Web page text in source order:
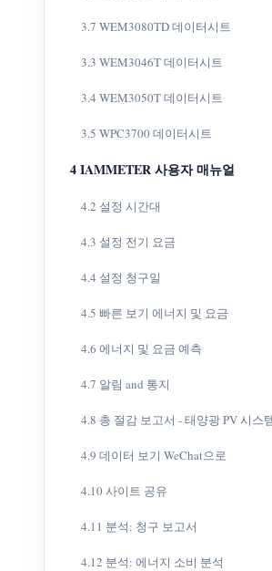
3.7 WEM3080TD 데이터시트
3.3 WEM3046T 데이터시트
3.4 WEM3050T 데이터시트
3.5 WPC3700 데이터시트
4 IAMMETER 사용자 매뉴얼
4.2 설정 시간대
4.3 설정 전기 요금
4.4 설정 청구일
4.5 빠른 보기 에너지 및 요금
4.6 에너지 및 요금 예측
4.7 알림 and 통지
4.8 총 절감 보고서 - 태양광 PV 시스
4.9 데이터 보기 WeChat으로
4.10 사이트 공유
4.11 분석: 청구 보고서
4.12 분석: 에너지 소비 분석